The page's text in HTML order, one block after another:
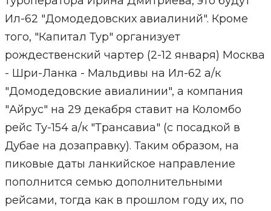
Ил-62 "Домодедовских авиалиний". Кроме
того, "Капитал Тур" организует
рождественский чартер (2-12 января) Москва
- Шри-Ланка - Мальдивы на Ил-62 а/к
"Домодедовские авиалинии", а компания
"Айрус" на 29 декабря ставит на Коломбо
рейс Ту-154 а/к "Трансавиа" (с посадкой в
Дубае на дозаправку). Таким образом, на
пиковые даты ланкийское направление
пополнится семью дополнительными
рейсами, тогда как в прошлом году их, по